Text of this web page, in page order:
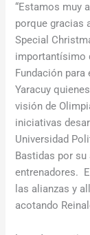
“Estamos muy
porque gracias
Special
importantísimo
Fundación
Yaracuy
visión de
iniciativas
Universidad
Bastidas por
entrenadores.
las alianzas y
acotando